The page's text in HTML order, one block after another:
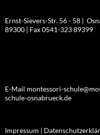
Ernst-Sievers-Str. 56 - 58 |
89300 | Fax 0541-323 89399
E-Mail montessori-
schule-osnabrueck.de
Impressum |